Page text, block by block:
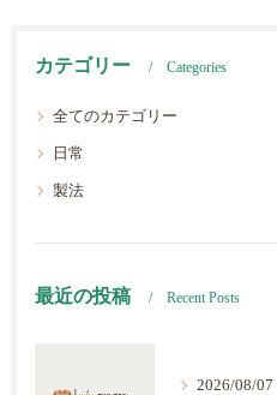
カテゴリー Categories
全てのカテゴリー
日常
製法
最近の投稿 Recent Posts
2026/08/07